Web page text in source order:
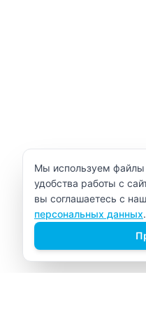
Уведомление об
Мы используем
удобства работы с
вы соглашаетесь с
персональных данных.